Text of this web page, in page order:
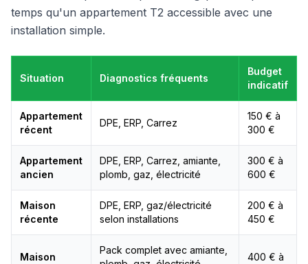
temps qu'un appartement T2 accessible avec une
installation simple.
Situation Diagnostics fréquents
Budget
indicatif
Appartement
récent
DPE, ERP, Carrez
150 € à
300 €
Appartement
ancien
DPE, ERP, Carrez, amiante,
plomb, gaz, électricité
300 € à
600 €
Maison
récente
DPE, ERP, gaz/électricité
selon installations
200 € à
450 €
Maison
Pack complet avec amiante,
400 € à